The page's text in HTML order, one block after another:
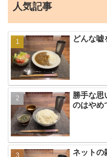
人気記事
どんな嘘
勝手な思
のはやめ
ネットの